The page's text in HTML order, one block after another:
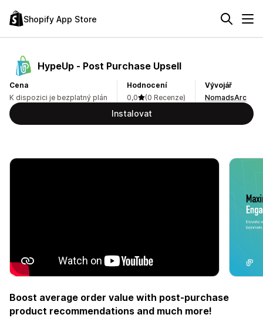
Shopify App Store
HypeUp ‑ Post Purchase Upsell
Cena
K dispozici je bezplatný plán
Hodnocení
0,0
(0 Recenze)
Vývojář
NomadsArc
Instalovat
Boost average order value with post-purchase
product recommendations and much more!